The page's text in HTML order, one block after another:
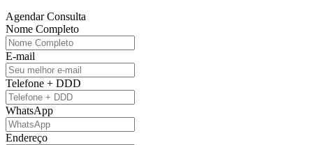
Agendar Consulta
Nome Completo
E-mail
Telefone + DDD
WhatsApp
Endereço